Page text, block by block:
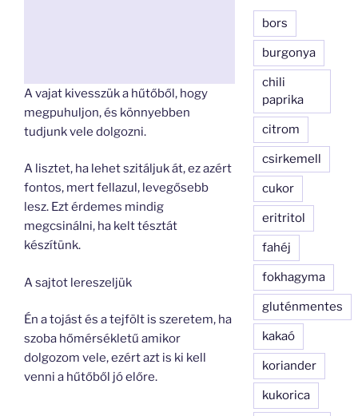
A vajat kivesszük a hűtőből, hogy
megpuhuljon, és könnyebben
tudjunk vele dolgozni.
A lisztet, ha lehet szitáljuk át, ez azért
fontos, mert fellazul, levegősebb
lesz. Ezt érdemes mindig
megcsinálni, ha kelt tésztát
készítünk.
A sajtot lereszeljük
Én a tojást és a tejfölt is szeretem, ha
szoba hőmérsékletű amikor
dolgozom vele, ezért azt is ki kell
venni a hűtőből jó előre.
bors
burgonya
chili
paprika
citrom
csirkemell
cukor
eritritol
fahéj
fokhagyma
gluténmentes
kakaó
koriander
kukorica